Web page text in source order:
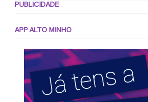
PUBLICIDADE
APP ALTO MINHO